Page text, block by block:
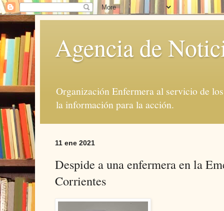
Agencia de
Organización Enfermera al servicio de
la información para la acción.
11 ene 2021
Despide a una enfermera en la
Corrientes